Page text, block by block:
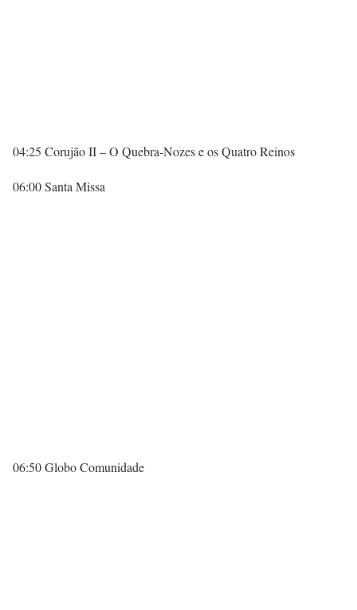
04:25 Corujão II – O Quebra-Nozes e os Quatro Reinos
06:00 Santa Missa
06:50 Globo Comunidade